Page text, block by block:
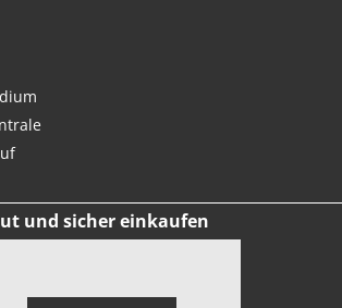
und sicher einkaufen